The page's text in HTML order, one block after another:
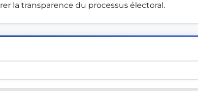
activism.
la transparence du processus électoral.